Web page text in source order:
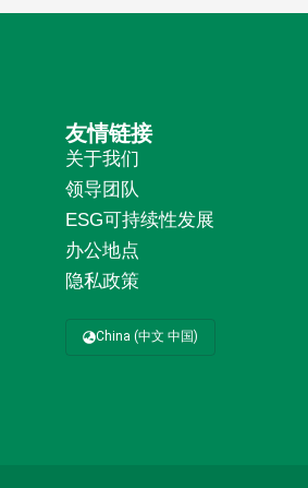
友情链接
关于我们
领导团队
ESG可持续性发展
办公地点
隐私政策
China (中文 中国)